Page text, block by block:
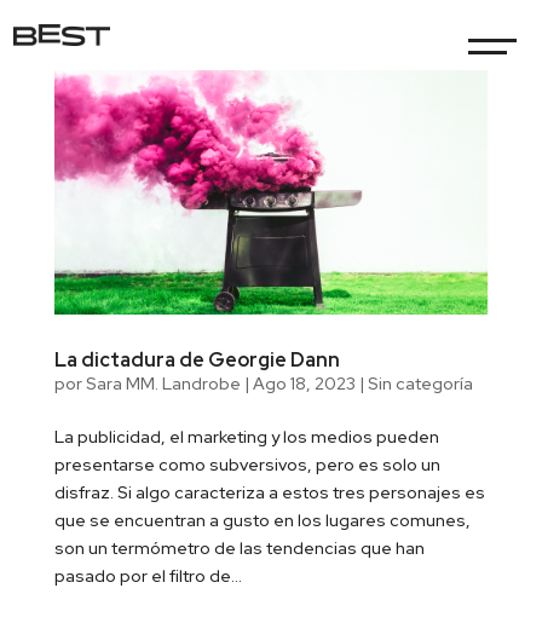
La dictadura de Georgie Dann
porSara MM. Landrobe | Ago 18, 2023 | Sin categoría
La publicidad, el marketing y los medios pueden
presentarse como subversivos, pero es solo un
disfraz. Si algo caracteriza a estos tres personajes es
que se encuentran a gusto en los lugares comunes,
son un termómetro de las tendencias que han
pasado por el filtro de...